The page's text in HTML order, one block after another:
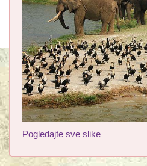
Pogledajte sve slike